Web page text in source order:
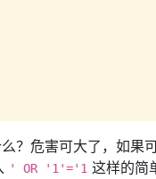
？危害可大了，如果
' OR '1'='1 这样的简